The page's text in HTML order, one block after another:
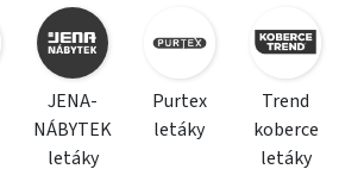
JENA-
NÁBYTEK
letáky
Purtex
letáky
Trend
koberce
letáky